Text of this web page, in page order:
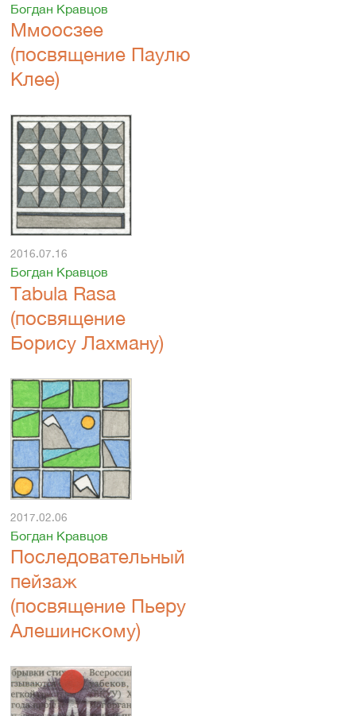
Богдан Кравцов
Ммооcзее
(посвящение Паулю
Клее)
2016.07.16
Богдан Кравцов
Tabula Rasa
(посвящение
Борису Лахману)
2017.02.06
Богдан Кравцов
Последовательный
пейзаж
(посвящение Пьеру
Алешинскому)